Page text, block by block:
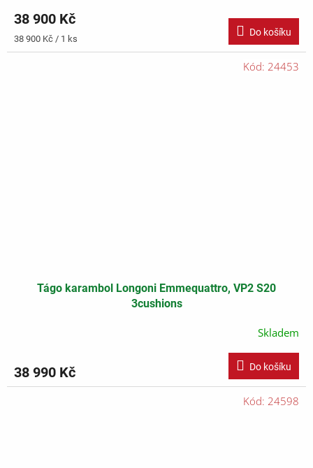
38 900 Kč
Měrná
cena:
38 900 Kč / 1 ks
Do košíku
Tágo karambol Longoni Emmequattro, VP2 S20
3cushions
Skladem
38 990 Kč Do košíku
Kód: 24453
Kód: 24598